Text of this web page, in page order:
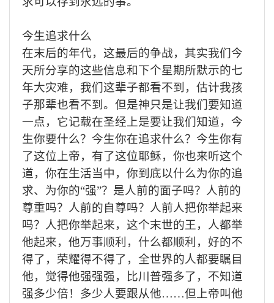
今生追求什么
在末后的年代，这最后的争战，其实我们今
天所分享的这些信息和下个星期所默示的七
年大灾难，我们这辈子都看不到，估计我孩
子那辈也看不到。但是神只是让我们要知道
一点，它记载在圣经上是要让我们知道，今
生你要什么？今生你在追求什么？今生你有
了这位上帝，有了这位耶稣，你也来听这个
道，你在生活当中，你到底以什么为你的追
求、为你的“强”？是人前的面子吗？人前的
尊重吗？人前的自尊吗？人前人把你举起来
吗？人把你举起来，这个末世的王，人都举
他起来，他万事顺利，什么都顺利，好的不
得了，荣耀得不得了，全世界的人都要瞩目
他，觉得他强强强，比川普强多了，不知道
强多少倍！多少人要跟从他……但上帝叫他